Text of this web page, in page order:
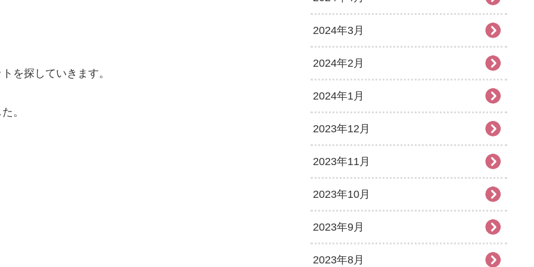
を探していきます。
。
2024年3月
2024年2月
2024年1月
2023年12月
2023年11月
2023年10月
2023年9月
2023年8月